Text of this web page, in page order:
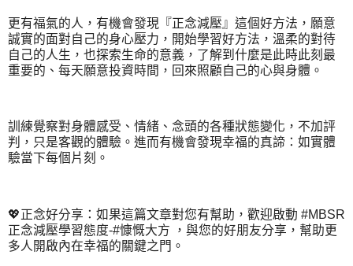
更有福氣的人，有機會發現『正念減壓』這個好方法，願意
誠實的面對自己的身心壓力，開始學習好方法，溫柔的對待
自己的人生，也探索生命的意義，了解到什麼是此時此刻最
重要的、每天願意投資時間，回來照顧自己的心與身體。
訓練覺察對身體感受、情緒、念頭的各種狀態變化，不加評
判，只是客觀的體驗。進而有機會發現幸福的真諦：如實體
驗當下每個片刻。
💖正念好分享：如果這篇文章對您有幫助，歡迎啟動 #MBSR
正念減壓學習態度-#慷慨大方 ，與您的好朋友分享，幫助更
多人開啟內在幸福的關鍵之門。